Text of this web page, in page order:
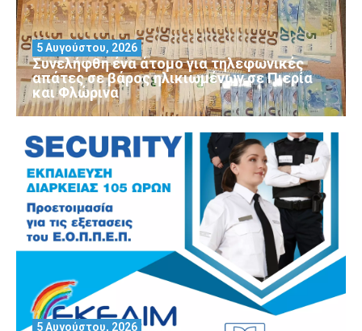
Συνελήφθη ένα άτομο για τηλεφωνικές
απάτες σε βάρος ηλικιωμένων σε Πιερία
και Φλώρινα
5 Αυγούστου, 2026
5 Αυγούστου, 2026